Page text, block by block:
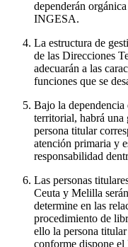
dependerán
INGESA.
La estructura de
de las Direcciones
adecuarán a las
funciones que se
Bajo la
territorial, habrá una
persona titular
atención primaria y
responsabilidad
Las personas
Ceuta y Melilla
determine en las
procedimiento de
ello la persona
conforme dispone el